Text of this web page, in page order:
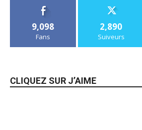
9,098
Fans
2,890
Suiveurs
CLIQUEZ SUR J’AIME